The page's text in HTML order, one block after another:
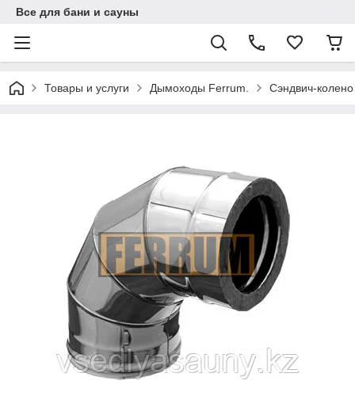
Все для бани и сауны
Товары и услуги Дымоходы Ferrum. Сэндвич-